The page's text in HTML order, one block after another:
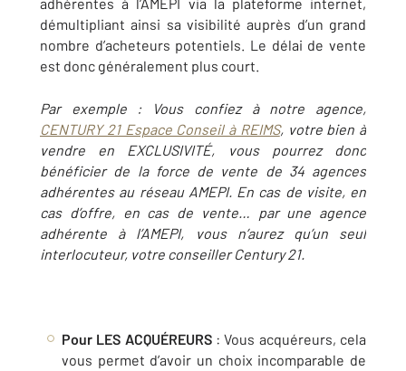
adhérentes à l’AMEPI via la plateforme internet,
démultipliant ainsi sa visibilité auprès d’un grand
nombre d’acheteurs potentiels. Le délai de vente
est donc généralement plus court.
Par exemple: Vous confiez à notre agence,
CENTURY 21 Espace Conseil à REIMS, votre bien à
vendre en EXCLUSIVITÉ, vous pourrez donc
bénéficier de la force de vente de 34 agences
adhérentes au réseau AMEPI. En cas de visite, en
cas d’offre, en cas de vente… par une agence
adhérente à l’AMEPI, vous n’aurez qu’un seul
interlocuteur, votre conseiller Century 21.
Pour LES ACQUÉREURS: Vous acquéreurs, cela
vous permet d’avoir un choix incomparable de